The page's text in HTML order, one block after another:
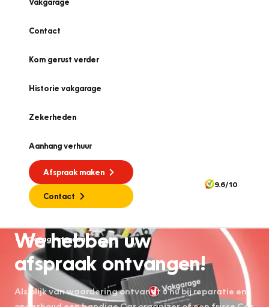
Contact
Kom gerust verder
Historie vakgarage
Zekerheden
Aanhang verhuur
Afspraak maken
Contact
9.6/10
Garageafspraak
We hebben uw
afspraak ontvangen!
Als blijk van waardering ontvangt u nu bij reparatie en